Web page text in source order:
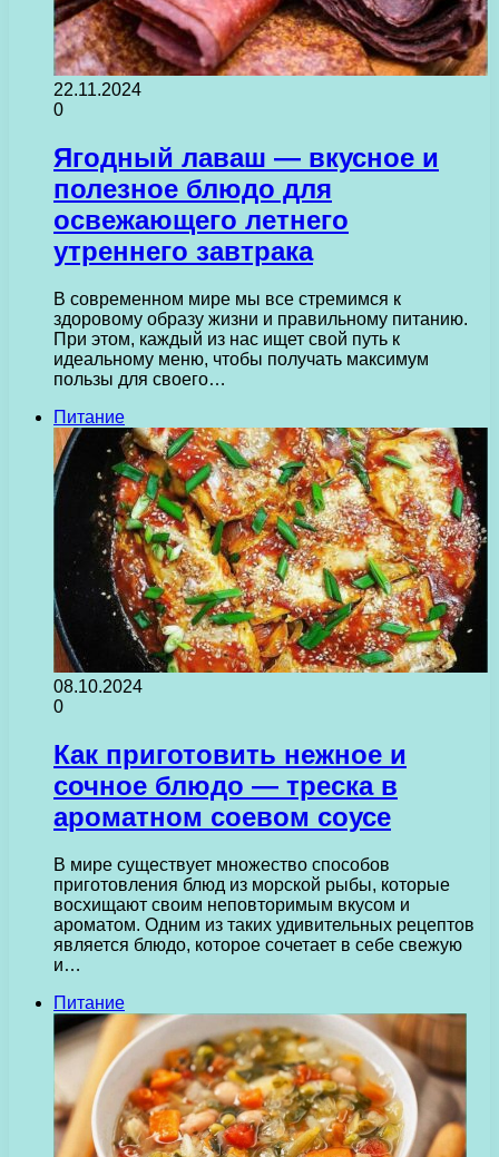
22.11.2024
0
Ягодный лаваш — вкусное и
полезное блюдо для
освежающего летнего
утреннего завтрака
В современном мире мы все стремимся к
здоровому образу жизни и правильному питанию.
При этом, каждый из нас ищет свой путь к
идеальному меню, чтобы получать максимум
пользы для своего…
Питание
08.10.2024
0
Как приготовить нежное и
сочное блюдо — треска в
ароматном соевом соусе
В мире существует множество способов
приготовления блюд из морской рыбы, которые
восхищают своим неповторимым вкусом и
ароматом. Одним из таких удивительных рецептов
является блюдо, которое сочетает в себе свежую
и…
Питание